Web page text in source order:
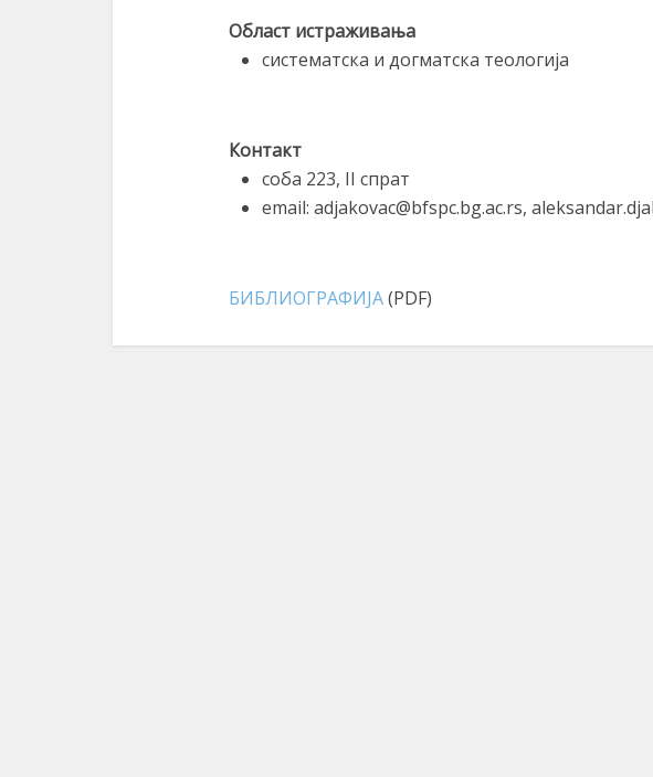
Област истраживања
систематскa и догматскa теологија
Контакт
соба 223, II спрат
email: adjakovac@bfspc.bg.ac.rs,
БИБЛИОГРАФИЈА(PDF)